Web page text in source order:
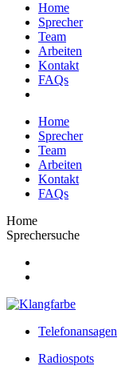
Home
Sprecher
Team
Arbeiten
Kontakt
FAQs
Home
Sprecher
Team
Arbeiten
Kontakt
FAQs
Home
Sprechersuche
Telefonansagen
Radiospots